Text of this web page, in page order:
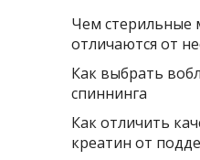
Чем стерильные
отличаются от
Как выбрать
спиннинга
Как отличить
креатин от